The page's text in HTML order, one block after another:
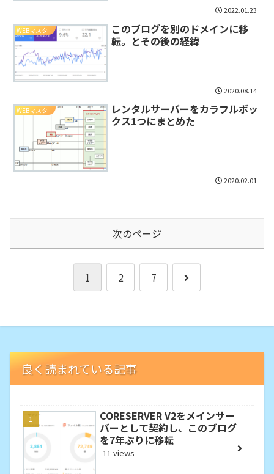
2022.01.23
WEBマスター
このブログを別のドメインに移
転。とその後の経緯
2020.08.14
WEBマスター
レンタルサーバーをカラフルボッ
クス1つにまとめた
2020.02.01
次のページ
1 2 7
次
良く読まれている記事
CORESERVER V2をメインサー
バーとして契約し、このブログ
を7年ぶりに移転
11 views